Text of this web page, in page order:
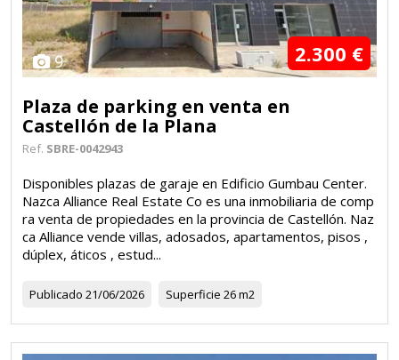
9 2.300 €
Plaza de parking en venta en
Castellón de la Plana
Ref. SBRE-0042943
Disponibles plazas de garaje en Edificio Gumbau Center.
Nazca Alliance Real Estate Co es una inmobiliaria de comp
ra venta de propiedades en la provincia de Castellón. Naz
ca Alliance vende villas, adosados, apartamentos, pisos ,
dúplex, áticos , estud...
Publicado 21/06/2026 Superficie 26 m2